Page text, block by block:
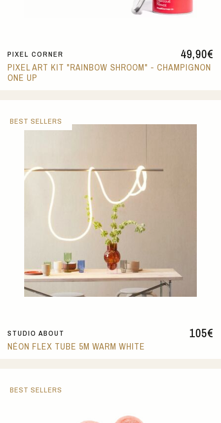
49,90€
PIXEL CORNER
PIXEL ART KIT "RAINBOW SHROOM" - CHAMPIGNON
ONE UP
105€
STUDIO ABOUT
NÉON FLEX TUBE 5M WARM WHITE
BEST SELLERS
BEST SELLERS